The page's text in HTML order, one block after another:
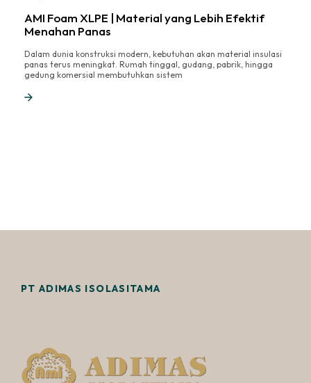
AMI Foam XLPE | Material yang Lebih Efektif
Menahan Panas
Dalam dunia konstruksi modern, kebutuhan akan material insulasi
panas terus meningkat. Rumah tinggal, gudang, pabrik, hingga
gedung komersial membutuhkan sistem
PT ADIMAS ISOLASITAMA